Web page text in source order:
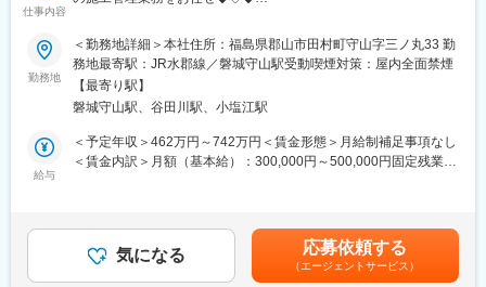
仕事内容
リフォーム事業における、現場の施工・管理を担当していただき
ます。
・営業が獲得してきたリフォーム物件の現場施工管理
・見積作成
・現場の安全管理、工程管理
※業務では社有車（バンタイプ）を使用いただく想定です。
※基本的に福島県内の案件を対応いただきます。出張はなく、日帰
りです。
■はたらき方：
◎月の残業時間は20時間程度、基本的に18時には皆退社している
勤務地
＜勤務地詳細＞本社住所：福島県郡山市田村町守山字三ノ丸33 勤
務地最寄駅：JR水郡線／磐城守山駅受動喫煙対策：屋内全面禁煙
【最寄り駅】
磐城守山駅、谷田川駅、小塩江駅
給与
＜予定年収＞462万円～742万円＜賃金形態＞月給制補足事項なし
＜賃金内訳＞月額（基本給）：300,000円～500,000円固定残業手
給与補足＞※給与詳細は、経験・年齢等を考慮の上決定します。■
昇給：年1回（個人業績により臨時昇給あり）■賞与：年2回（過
去実績…計2.5ヶ月分）賃金はあくまでも目安の金額であり、選考
気になる 応募依頼する
（エージェントサービス）